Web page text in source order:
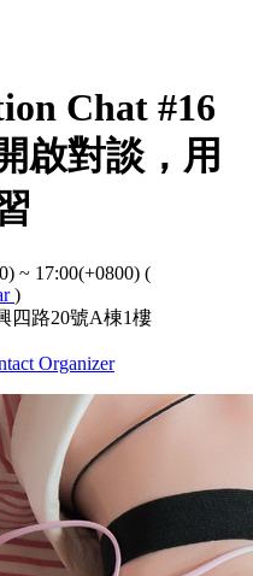
Chat #16
啟對談，用
~ 17:00(+0800) (
)
四路20號A棟1樓
Organizer